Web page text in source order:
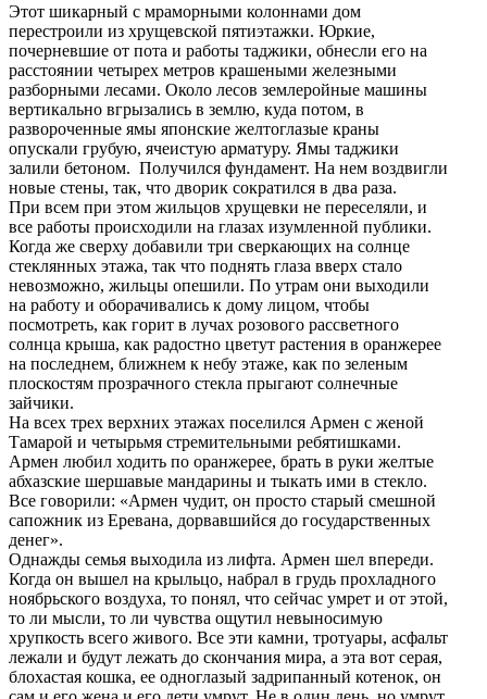
Этот шикарный с мраморными колоннами дом
перестроили из хрущевской пятиэтажки. Юркие,
почерневшие от пота и работы таджики, обнесли его на
расстоянии четырех метров крашеными железными
разборными лесами. Около лесов землеройные машины
вертикально вгрызались в землю, куда потом, в
развороченные ямы японские желтоглазые краны
опускали грубую, ячеистую арматуру. Ямы таджики
залили бетоном. Получился фундамент. На нем воздвигли
новые стены, так, что дворик сократился в два раза.
При всем при этом жильцов хрущевки не переселяли, и
все работы происходили на глазах изумленной публики.
Когда же сверху добавили три сверкающих на солнце
стеклянных этажа, так что поднять глаза вверх стало
невозможно, жильцы опешили. По утрам они выходили
на работу и оборачивались к дому лицом, чтобы
посмотреть, как горит в лучах розового рассветного
солнца крыша, как радостно цветут растения в оранжерее
на последнем, ближнем к небу этаже, как по зеленым
плоскостям прозрачного стекла прыгают солнечные
зайчики.
На всех трех верхних этажах поселился Армен с женой
Тамарой и четырьмя стремительными ребятишками.
Армен любил ходить по оранжерее, брать в руки желтые
абхазские шершавые мандарины и тыкать ими в стекло.
Все говорили: «Армен чудит, он просто старый смешной
сапожник из Еревана, дорвавшийся до государственных
денег».
Однажды семья выходила из лифта. Армен шел впереди.
Когда он вышел на крыльцо, набрал в грудь прохладного
ноябрьского воздуха, то понял, что сейчас умрет и от этой,
то ли мысли, то ли чувства ощутил невыносимую
хрупкость всего живого. Все эти камни, тротуары, асфальт
лежали и будут лежать до скончания мира, а эта вот серая,
блохастая кошка, ее одноглазый задрипанный котенок, он